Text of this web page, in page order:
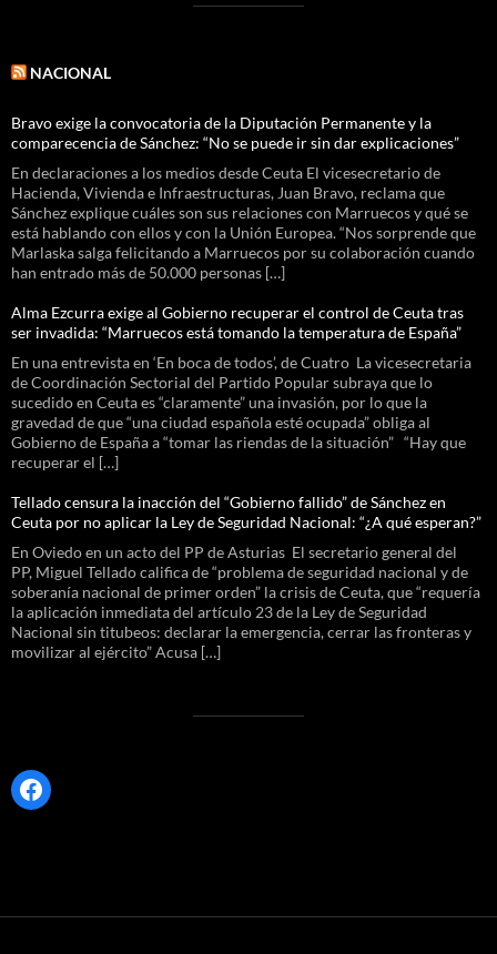
NACIONAL
Bravo exige la convocatoria de la Diputación Permanente y la
comparecencia de Sánchez: “No se puede ir sin dar explicaciones”
En declaraciones a los medios desde Ceuta El vicesecretario de
Hacienda, Vivienda e Infraestructuras, Juan Bravo, reclama que
Sánchez explique cuáles son sus relaciones con Marruecos y qué se
está hablando con ellos y con la Unión Europea. “Nos sorprende que
Marlaska salga felicitando a Marruecos por su colaboración cuando
han entrado más de 50.000 personas […]
Alma Ezcurra exige al Gobierno recuperar el control de Ceuta tras
ser invadida: “Marruecos está tomando la temperatura de España”
En una entrevista en ‘En boca de todos’, de Cuatro La vicesecretaria
de Coordinación Sectorial del Partido Popular subraya que lo
sucedido en Ceuta es “claramente” una invasión, por lo que la
gravedad de que “una ciudad española esté ocupada” obliga al
Gobierno de España a “tomar las riendas de la situación” “Hay que
recuperar el […]
Tellado censura la inacción del “Gobierno fallido” de Sánchez en
Ceuta por no aplicar la Ley de Seguridad Nacional: “¿A qué esperan?”
En Oviedo en un acto del PP de Asturias El secretario general del
PP, Miguel Tellado califica de “problema de seguridad nacional y de
soberanía nacional de primer orden” la crisis de Ceuta, que “requería
la aplicación inmediata del artículo 23 de la Ley de Seguridad
Nacional sin titubeos: declarar la emergencia, cerrar las fronteras y
movilizar al ejército” Acusa […]
Facebook